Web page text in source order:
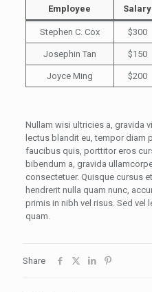
Employee Salary
Stephen C. Cox $300
Josephin Tan $150
Joyce Ming $200
Nullam wisi ultricies a, gravida
lectus blandit eu, tempor diam
faucibus quis, porttitor eros
bibendum a, gravida
consectetuer. Quisque cursus
hendrerit nulla quam nunc,
primis in nibh vel risus. Sed
quam.
Share